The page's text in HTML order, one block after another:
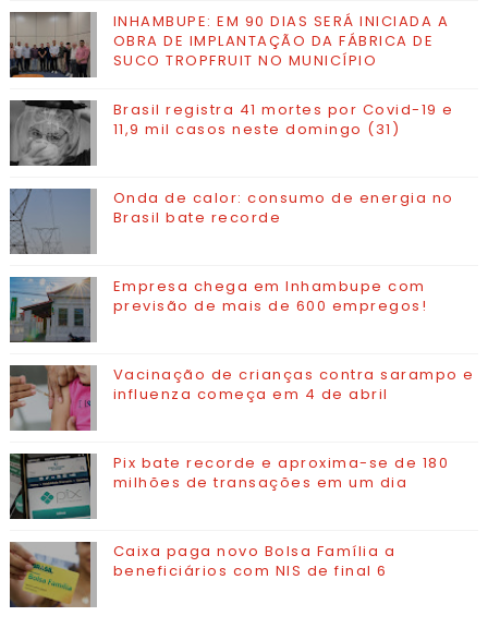
INHAMBUPE: EM 90 DIAS SERÁ INICIADA A
OBRA DE IMPLANTAÇÃO DA FÁBRICA DE
SUCO TROPFRUIT NO MUNICÍPIO
Brasil registra 41 mortes por Covid-19 e
11,9 mil casos neste domingo (31)
Onda de calor: consumo de energia no
Brasil bate recorde
Empresa chega em Inhambupe com
previsão de mais de 600 empregos!
Vacinação de crianças contra sarampo e
influenza começa em 4 de abril
Pix bate recorde e aproxima-se de 180
milhões de transações em um dia
Caixa paga novo Bolsa Família a
beneficiários com NIS de final 6